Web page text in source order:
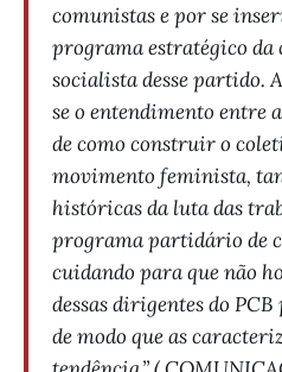
comunistas e por se
programa estratégico da
socialista desse partido.
se o entendimento entre
de como construir o
movimento feminista,
históricas da luta das
programa partidário de
cuidando para que não
dessas dirigentes do
de modo que as